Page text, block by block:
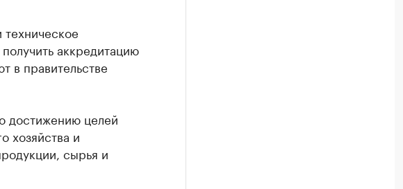
аккредитацию
в правительстве
достижению целей
хозяйства и
сырья и